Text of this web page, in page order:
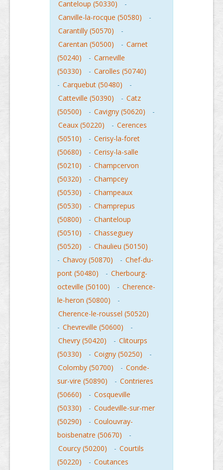
Canteloup (50330)
-
Canville-la-rocque (50580)
-
Carantilly (50570)
-
Carentan (50500)
- Carnet
(50240)
- Carneville
(50330)
- Carolles (50740)
- Carquebut (50480)
-
Catteville (50390)
- Catz
(50500)
- Cavigny (50620)
-
Ceaux (50220)
- Cerences
(50510)
- Cerisy-la-foret
(50680)
- Cerisy-la-salle
(50210)
- Champcervon
(50320)
- Champcey
(50530)
- Champeaux
(50530)
- Champrepus
(50800)
- Chanteloup
(50510)
- Chasseguey
(50520)
- Chaulieu (50150)
- Chavoy (50870) - Chef-du-
pont (50480)
- Cherbourg-
octeville (50100)
- Cherence-
le-heron (50800)
-
Cherence-le-roussel (50520)
- Chevreville (50600)
-
Chevry (50420)
- Clitourps
(50330)
- Coigny (50250)
-
Colomby (50700)
- Conde-
sur-vire (50890)
- Contrieres
(50660)
- Cosqueville
(50330)
- Coudeville-sur-mer
(50290)
- Coulouvray-
boisbenatre (50670)
-
Courcy (50200)
- Courtils
(50220)
- Coutances